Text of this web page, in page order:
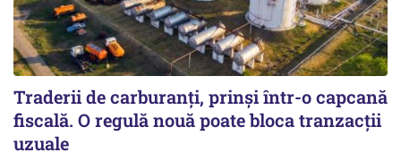
Traderii de carburanți, prinși într-o capcană
fiscală. O regulă nouă poate bloca tranzacții
uzuale